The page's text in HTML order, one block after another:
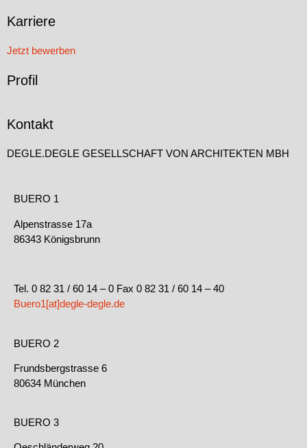
Karriere
Jetzt bewerben
Profil
Kontakt
DEGLE.DEGLE GESELLSCHAFT VON ARCHITEKTEN MBH
BUERO 1
Alpenstrasse 17a
86343 Königsbrunn
Tel. 0 82 31 / 60 14 – 0 Fax 0 82 31 / 60 14 – 40
Buero1[at]degle-degle.de
BUERO 2
Frundsbergstrasse 6
80634 München
BUERO 3